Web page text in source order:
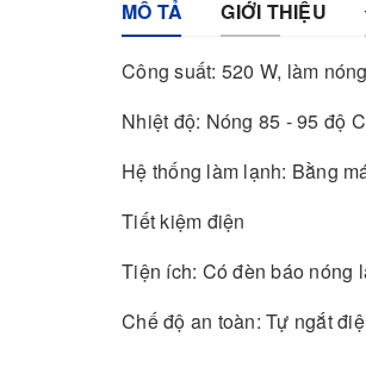
MÔ TẢ GIỚI THIỆU
Công suất: 520 W, làm
Nhiệt độ: Nóng 85 - 95 độ
Hệ thống làm lạnh: Bằng
Tiết kiệm điện
Tiện ích: Có đèn báo nóng
Chế độ an toàn: Tự ngắt